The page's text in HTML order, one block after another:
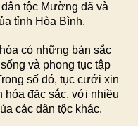
tộc Mường đã và
tỉnh Hòa Bình.
có những bản sắc
và phong tục tập
số đó, tục cưới xin
đặc sắc, với nhiều
các dân tộc khác.